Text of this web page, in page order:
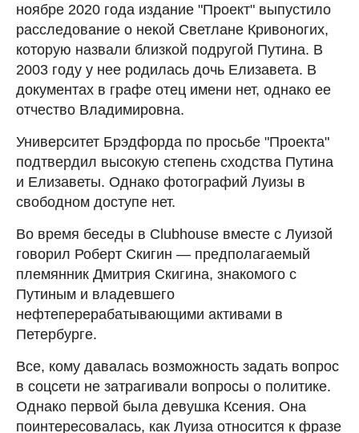
ноябре 2020 года издание "Проект" выпустило
расследование о некой Светлане Кривоногих,
которую назвали близкой подругой Путина. В
2003 году у нее родилась дочь Елизавета. В
документах в графе отец имени нет, однако ее
отчество Владимировна.
Университет Брэдфорда по просьбе "Проекта"
подтвердил высокую степень сходства Путина
и Елизаветы. Однако фотографий Луизы в
свободном доступе нет.
Во время беседы в Clubhouse вместе с Луизой
говорил Роберт Скигин — предполагаемый
племянник Дмитрия Скигина, знакомого с
Путиным и владевшего
нефтеперерабатывающими активами в
Петербурге.
Все, кому давалась возможность задать вопрос
в соцсети не затрагивали вопросы о политике.
Однако первой была девушка Ксения. Она
поинтересовалась, как Луиза относится к фразе